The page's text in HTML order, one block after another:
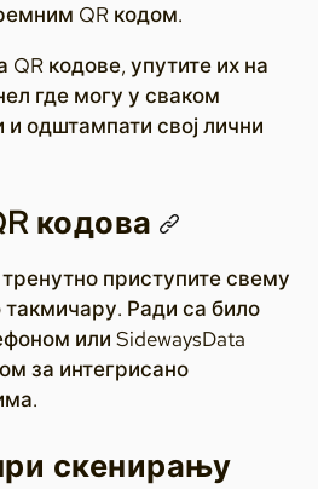
QR кодом.
кодове, упутите их на
где могу у сваком
и одштампати свој лични
кодова
приступите свему
такмичару. Ради са било
или SidewaysData
за интегрисано
скенирању